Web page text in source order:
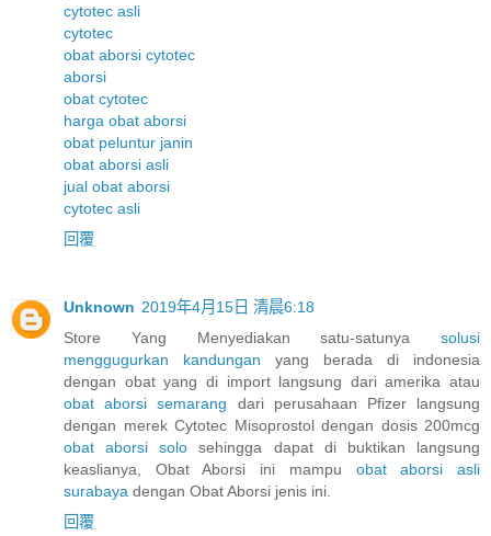
cytotec asli
cytotec
obat aborsi cytotec
aborsi
obat cytotec
harga obat aborsi
obat peluntur janin
obat aborsi asli
jual obat aborsi
cytotec asli
回覆
Unknown 2019年4月15日 清晨6:18
Store Yang Menyediakan satu-satunya solusi
menggugurkan kandungan yang berada di indonesia
dengan obat yang di import langsung dari amerika atau
obat aborsi semarang dari perusahaan Pfizer langsung
dengan merek Cytotec Misoprostol dengan dosis 200mcg
obat aborsi solo sehingga dapat di buktikan langsung
keaslianya, Obat Aborsi ini mampu obat aborsi asli
surabaya dengan Obat Aborsi jenis ini.
回覆